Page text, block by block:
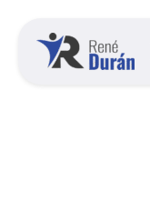
contenido